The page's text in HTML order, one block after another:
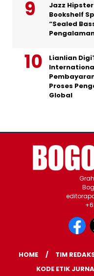
Jazz
Bookshelf
“Sealed
Lianlian
Proses
Global
HOME TIM
KODE ETIK